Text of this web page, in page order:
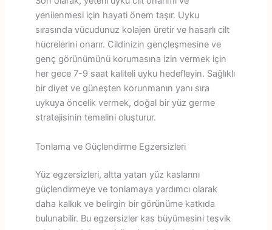
yenilenmesi için hayati önem taşır. Uyku
sırasında vücudunuz kolajen üretir ve hasarlı cilt
hücrelerini onarır. Cildinizin gençleşmesine ve
genç görünümünü korumasına izin vermek için
her gece 7-9 saat kaliteli uyku hedefleyin. Sağlıklı
bir diyet ve güneşten korunmanın yanı sıra
uykuya öncelik vermek, doğal bir yüz germe
stratejisinin temelini oluşturur.
Tonlama ve Güçlendirme Egzersizleri
Yüz egzersizleri, altta yatan yüz kaslarını
güçlendirmeye ve tonlamaya yardımcı olarak
daha kalkık ve belirgin bir görünüme katkıda
bulunabilir. Bu egzersizler kas büyümesini teşvik